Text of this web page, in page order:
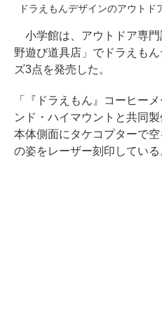
ドラえもんデザインのアウトド
小学館は、アウトドア専門
野遊び道具店」でドラえも
ズ3点を発売した。
「『ドラえもん』コーヒー
ンド・ハイマウントと共同
本体側面にタケコプターで
の姿をレーザー刻印している